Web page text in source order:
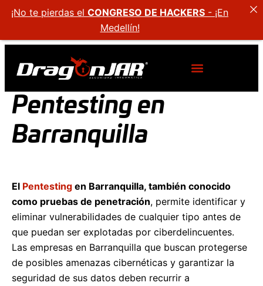
Pentesting en
Barranquilla
El Pentesting en Barranquilla, también conocido
como pruebas de penetración, permite identificar y
eliminar vulnerabilidades de cualquier tipo antes de
que puedan ser explotadas por ciberdelincuentes.
Las empresas en Barranquilla que buscan protegerse
de posibles amenazas cibernéticas y garantizar la
seguridad de sus datos deben recurrir a
¡No te pierdas el CONGRESO DE HACKERS - ¡En
Medellín!